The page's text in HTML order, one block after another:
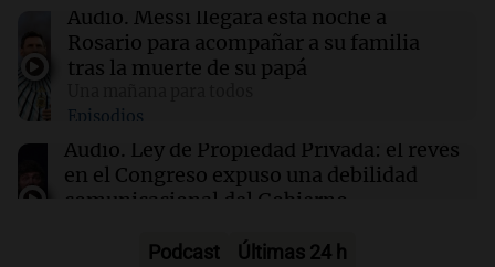
13:31 Una mañana para todos
Messi llegará esta noche a Rosario para
acompañar a su familia tras la muerte de su
papá
13:20 Sociedad
“Jorge hizo todo bien”: el mensaje de Chiqui
Tapia tras la muerte del padre de Messi
Audio. Messi llegará esta noche a
Rosario para acompañar a su familia
tras la muerte de su papá
Episodios
Audio. Ley de Propiedad Privada: el revés
en el Congreso expuso una debilidad
comunicacional del Gobierno
Podcast Últimas 24 h